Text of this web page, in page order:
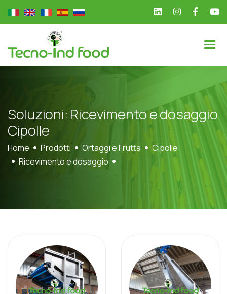
Soluzioni: Ricevimentoedosaggio
Cipolle
Home Prodotti Ortaggi e Frutta
Cipolle
Ricevimento e dosaggio